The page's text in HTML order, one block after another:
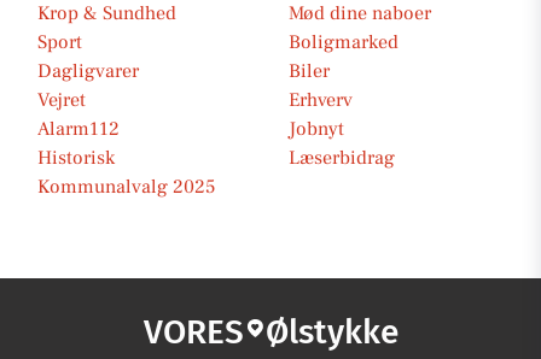
Krop & Sundhed
Mød dine naboer
Sport
Boligmarked
Dagligvarer
Biler
Vejret
Erhverv
Alarm112
Jobnyt
Historisk
Læserbidrag
Kommunalvalg 2025
VORES Ølstykke